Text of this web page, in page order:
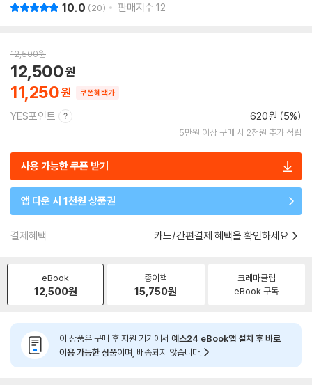
10.0 20 판매지수 12
12,500원
11,250
12,500
쿠폰혜택가
YES포인트 620원 (5%)
5만원 이상 구매 시 2천원 추가 적립
사용 가능한 쿠폰 받기
앱 다운 시 1천원 상품권
결제혜택 카드/간편결제 혜택을 확인하세요
eBook
12,500원
종이책
15,750원
크레마클럽
eBook 구독
이 상품은 구매 후 지원 기기에서 예스24 eBook앱 설치 후 바로
이용 가능한 상품이며, 배송되지 않습니다.